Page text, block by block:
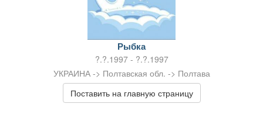
Рыбка
?.?.1997 - ?.?.1997
УКРАИНА -> Полтавская обл. -> Полтава
Поставить на главную страницу